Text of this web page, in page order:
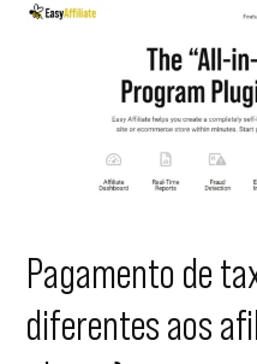
Pagamento de
diferentes aos